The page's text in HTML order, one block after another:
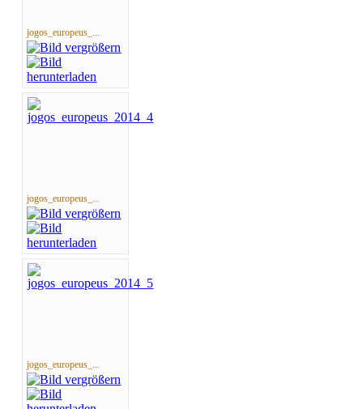
jogos_europeus_...
jogos_europeus_...
jogos_europeus_...